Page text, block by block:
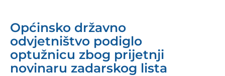
Općinsko državno
odvjetništvo podiglo
optužnicu zbog prijetnji
novinaru zadarskog lista